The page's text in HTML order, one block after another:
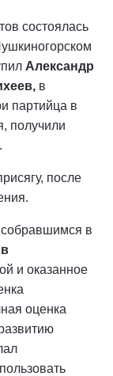
состоялась
Александр
в
партийца в
получили
после
в
и оказанное
оценка